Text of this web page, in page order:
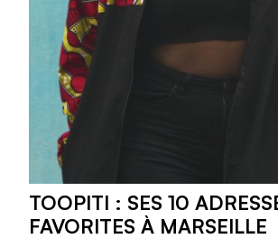
TOOPITI : SES 10
FAVORITES À MARSEILLE